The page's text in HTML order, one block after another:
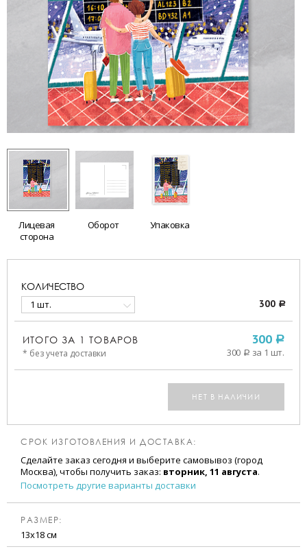
Лицевая
сторона
Оборот Упаковка
КОЛИЧЕСТВО
1 шт. 300 a
ИТОГО ЗА 1 ТОВАРОВ
* без учета доставки
300 a
300 a за 1 шт.
НЕТ В НАЛИЧИИ
СРОК ИЗГОТОВЛЕНИЯ И ДОСТАВКА:
Сделайте заказ сегодня и выберите самовывоз (город
Москва), чтобы получить заказ: вторник, 11 августа.
Посмотреть другие варианты доставки
РАЗМЕР:
13х18 см